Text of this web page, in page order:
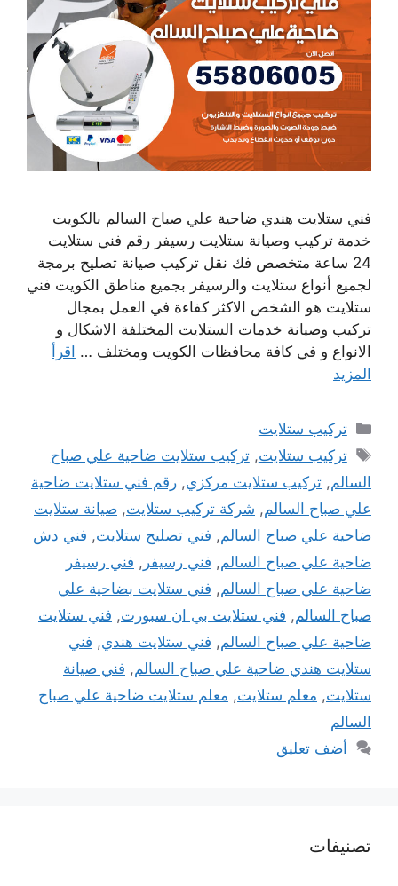
فني ستلايت هندي ضاحية علي صباح السالم بالكويت
خدمة تركيب وصيانة ستلايت رسيفر رقم فني ستلايت
24 ساعة متخصص فك نقل تركيب صيانة تصليح برمجة
لجميع أنواع ستلايت والرسيفر بجميع مناطق الكويت فني
ستلايت هو الشخص الاكثر كفاءة في العمل بمجال
تركيب وصيانة خدمات الستلايت المختلفة الاشكال و
الانواع و في كافة محافظات الكويت ومختلف … اقرأ
المزيد
التصنيفات
تركيب ستلايت
الوسوم
تركيب ستلايت,تركيب ستلايت ضاحية علي صباح
السالم, تركيب ستلايت مركزي, رقم فني ستلايت ضاحية
علي صباح السالم, شركة تركيب ستلايت, صيانة ستلايت
ضاحية علي صباح السالم, فني تصليح ستلايت, فني دش
ضاحية علي صباح السالم, فني رسيفر , فني رسيفر
ضاحية علي صباح السالم, فني ستلايت بضاحية علي
صباح السالم, فني ستلايت بي ان سبورت, فني ستلايت
ضاحية علي صباح السالم, فني ستلايت هندي, فني
ستلايت هندي ضاحية علي صباح السالم, فني صيانة
ستلايت, معلم ستلايت, معلم ستلايت ضاحية علي صباح
السالم
أضف تعليق
تصنيفات